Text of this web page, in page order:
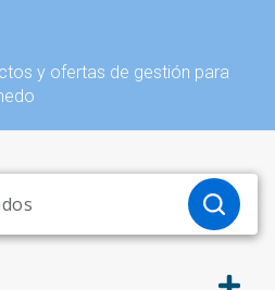
y ofertas de gestión para